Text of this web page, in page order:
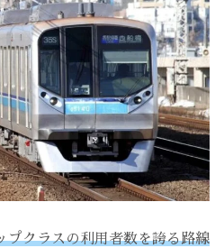
プクラスの利用者数を誇る路線